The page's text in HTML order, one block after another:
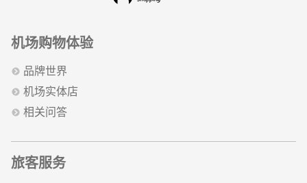
机场购物体验
品牌世界
机场实体店
相关问答
旅客服务